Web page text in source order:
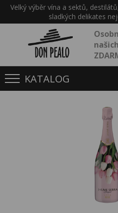
Velký výběr vína a sektů,
sladkých delikates
KATALOG